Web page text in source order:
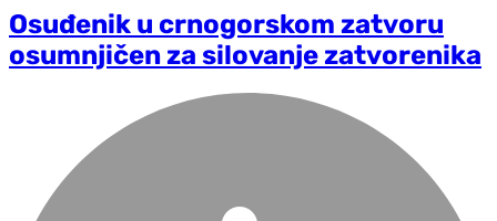
Osuđenik u crnogorskom zatvoru
osumnjičen za silovanje zatvorenika